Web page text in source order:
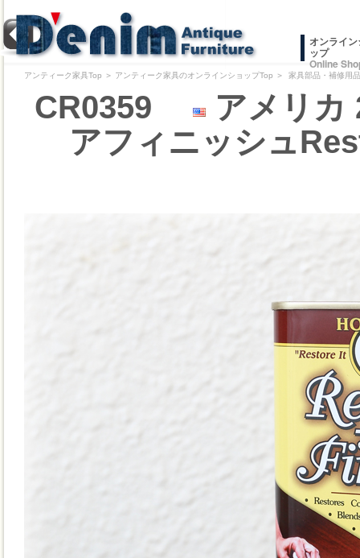
オンライ
ップ
Online
アンティーク家具Top ＞ アンティーク家具のオンラインショップTop ＞ 家具部品・補修用
CR0359
アメリ
アフィニッシュ